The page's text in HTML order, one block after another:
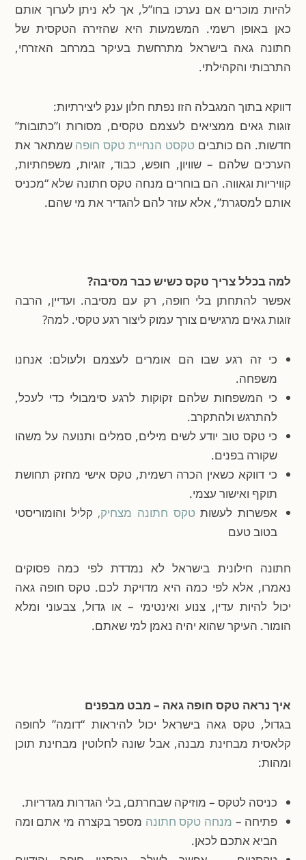
להיות מוכרים אם נערכו בחו”ל, אך לא ניתן לערוך אותם
כאן באופן רשמי. המשמעות היא שהזירה הטקסית של
חתונה גאה בישראל מתרחשת בעיקר במרחב האזרחי,
התרבותי והקהילתי.
דווקא בתוך המגבלה הזו נפתח חלון ענק ליצירתיות:
זוגות גאים ממציאים לעצמם טקסים, מסורות ו”כתובות”
חדשות. הם כותבים טקסט הנחיית טקס חופהשמתאר את
הערכים שלהם – שוויון, חופש, כבוד, זוגיות, משפחתיות,
קוויריות וגאווה. הם בוחרים מנחה טקס חתונה שלא “מכניס
אותם למסגרת”, אלא עוזר להם להגדיר את מי שהם.
למה בכלל צריך טקס כשיש כבר מסיבה?
אפשר להתחתן בלי חופה, רק עם מסיבה. ועדיין, הרבה
זוגות גאים מרגישים צורך עמוק ליצור רגע טקסי. למה?
כי זה רגע שבו הם אומרים לעצמם ולעולם: אנחנו
משפחה.
כי המשפחות שלהם זקוקות לרגע סימבולי כדי לעכל,
להתרגש ולהתקרב.
כי טקס טוב יודע לשים מילים, סמלים ותנועה על משהו
שקורה בפנים.
כי דווקא כשאין הכרה רשמית, טקס אישי מחזק תחושת
תוקף ואישור עצמי.
אפשרות לעשות טקס חתונה מצחיק, קליל והומוריסטי
בטוב טעם
חתונה חילונית בישראל לא נמדדת לפי כמה פסוקים
נאמרו, אלא לפי כמה היא מדויקת לכם. טקס חופה גאה
יכול להיות עדין, צנוע ואינטימי – או גדול, צבעוני ומלא
הומור. העיקר שהוא יהיה נאמן למי שאתם.
איך נראה טקס חופה גאה – מבט מבפנים
בגדול, טקס גאה בישראל יכול להיראות “דומה” לחופה
קלאסית מבחינת מבנה, אבל שונה לחלוטין מבחינת תוכן
ומהות:
כניסה לטקס – מוזיקה שבחרתם, בלי הגדרות מגדריות.
פתיחה – מנחה טקס חתונהמספר בקצרה מי אתם ומה
הביא אתכם לכאן.